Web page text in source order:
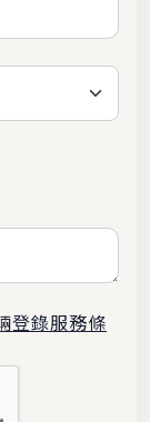
登錄服務條